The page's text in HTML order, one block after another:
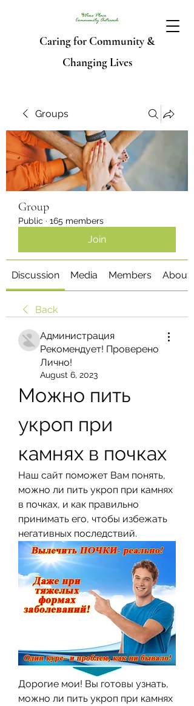
Caring for Community &
Changing Lives
Groups
Group
Public · 165 members
Join
Discussion Media Members About
Back
Администрация
Рекомендует! Проверено
Лично!
August 6, 2023
Можно пить
укроп при
камнях в почках
Наш сайт поможет Вам понять,
можно ли пить укроп при камнях
в почках, и как правильно
принимать его, чтобы избежать
негативных последствий.
Дорогие мои! Вы готовы узнать,
можно ли пить укроп при камнях